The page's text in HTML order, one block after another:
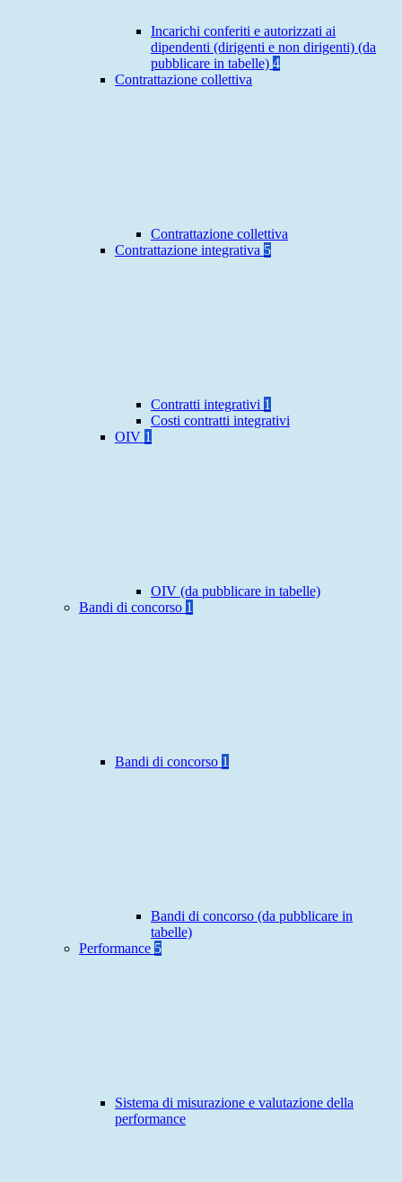
Incarichi conferiti e autorizzati ai
dipendenti (dirigenti e non dirigenti) (da
pubblicare in tabelle) 4
Contrattazione collettiva
Contrattazione collettiva
Contrattazione integrativa 5
Contratti integrativi 1
Costi contratti integrativi
OIV 1
OIV (da pubblicare in tabelle)
Bandi di concorso 1
Bandi di concorso 1
Bandi di concorso (da pubblicare in
tabelle)
Performance 5
Sistema di misurazione e valutazione della
performance